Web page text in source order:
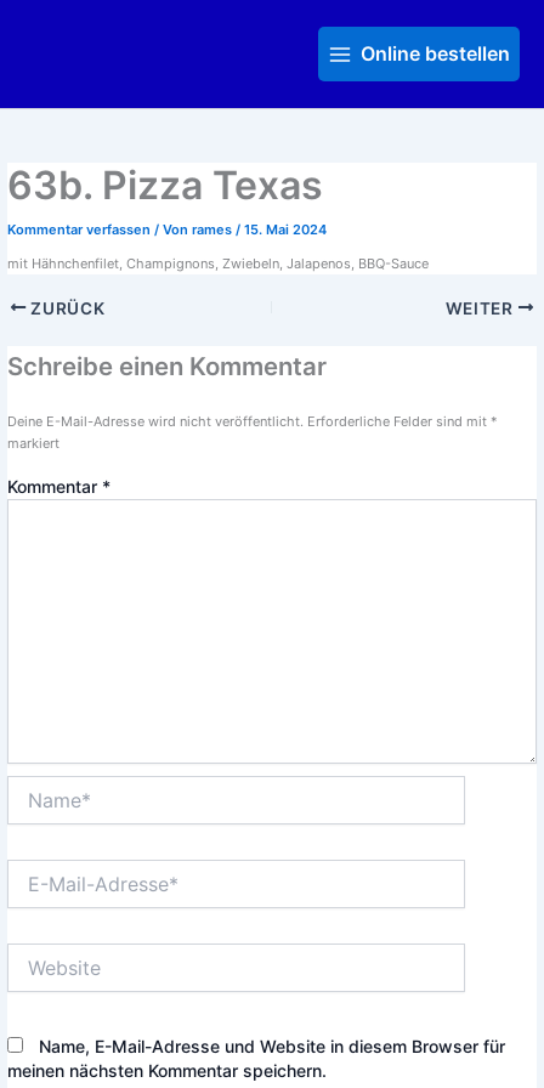
MenuOnline bestellen
63b. Pizza Texas
Kommentar verfassen / Von rames / 15. Mai 2024
mit Hähnchenfilet, Champignons, Zwiebeln, Jalapenos, BBQ-Sauce
ZURÜCK WEITER
Schreibe einen Kommentar
Deine E-Mail-Adresse wird nicht veröffentlicht. Erforderliche Felder sind mit *
markiert
Kommentar *
Mail-
Name, E-Mail-Adresse und Website in diesem Browser für
meinen nächsten Kommentar speichern.